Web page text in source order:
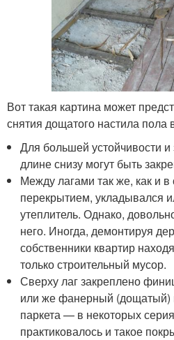
Вот такая картина может
снятия дощатого настила пола
Для большей устойчивости
длине снизу могут быть
Между лагами так же, как и
перекрытием, укладывался
утеплитель. Однако,
него. Иногда, демонтируя
собственники квартир
только строительный мусор.
Сверху лаг закреплено
или же фанерный (дощатый)
паркета — в некоторых
практиковалось и такое